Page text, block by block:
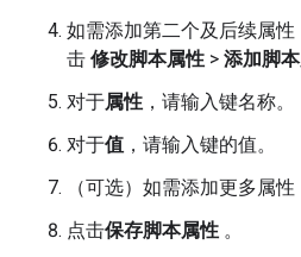
如需添加第二个及后续属性
击 修改脚本属性 > 添加脚
对于属性 ，请输入键名称。
对于值 ，请输入键的值。
（可选）如需添加更多属
点击保存脚本属性 。